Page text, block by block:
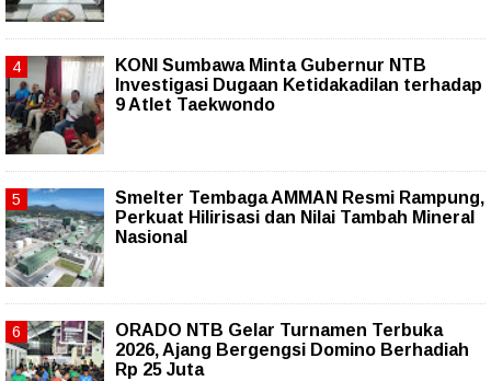
KONI Sumbawa Minta Gubernur NTB
Investigasi Dugaan Ketidakadilan terhadap
9 Atlet Taekwondo
Smelter Tembaga AMMAN Resmi Rampung,
Perkuat Hilirisasi dan Nilai Tambah Mineral
Nasional
ORADO NTB Gelar Turnamen Terbuka
2026, Ajang Bergengsi Domino Berhadiah
Rp 25 Juta